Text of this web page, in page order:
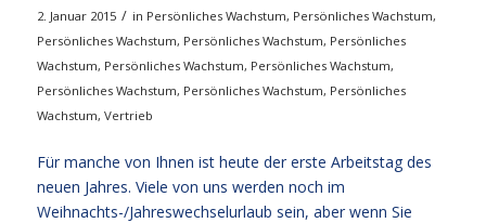
2. Januar 2015 / in Persönliches Wachstum, Persönliches Wachstum,
Persönliches Wachstum, Persönliches Wachstum, Persönliches
Wachstum, Persönliches Wachstum, Persönliches Wachstum,
Persönliches Wachstum, Persönliches Wachstum, Persönliches
Wachstum, Vertrieb
Für manche von Ihnen ist heute der erste Arbeitstag des
neuen Jahres. Viele von uns werden noch im
Weihnachts-/Jahreswechselurlaub sein, aber wenn Sie